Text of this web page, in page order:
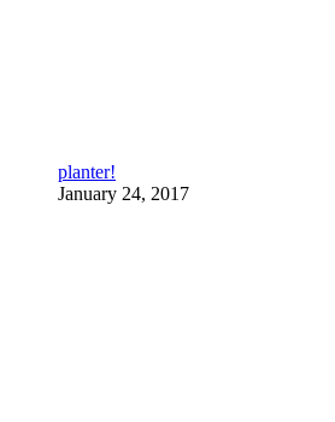
planter!
January 24, 2017